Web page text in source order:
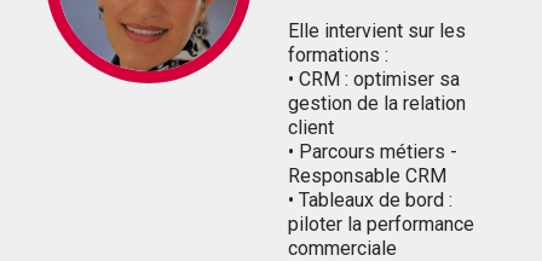
Elle intervient sur les
formations :
• CRM : optimiser sa
gestion de la relation
client
• Parcours métiers -
Responsable CRM
• Tableaux de bord :
piloter la performance
commerciale